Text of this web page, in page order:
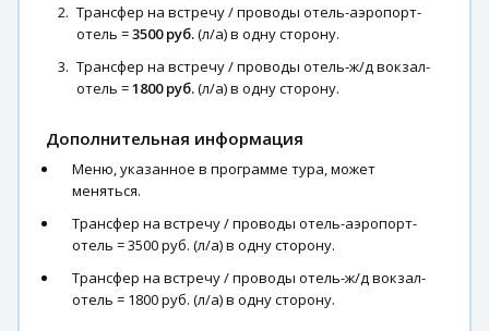
Трансфер на встречу / проводы отель-аэропорт-
отель =3500 руб.(л/а) в одну сторону.
Трансфер на встречу / проводы отель-ж/д вокзал-
отель =1800 руб.(л/а) в одну сторону.
Дополнительная информация
Меню, указанное в программе тура, может
меняться.
Трансфер на встречу / проводы отель-аэропорт-
отель = 3500 руб. (л/а) в одну сторону.
Трансфер на встречу / проводы отель-ж/д вокзал-
отель = 1800 руб. (л/а) в одну сторону.